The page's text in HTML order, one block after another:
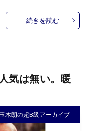
続きを読む
気は無い。暖
玉木朗の超B級アーカイブ